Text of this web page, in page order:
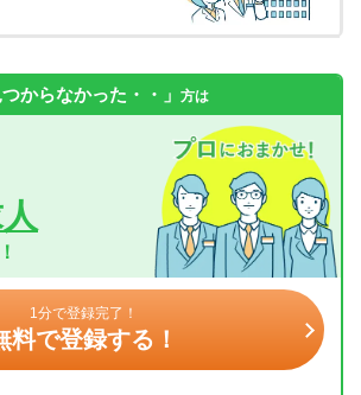
からなかった・・」 方は
1分で登録完了！
料で登録する！